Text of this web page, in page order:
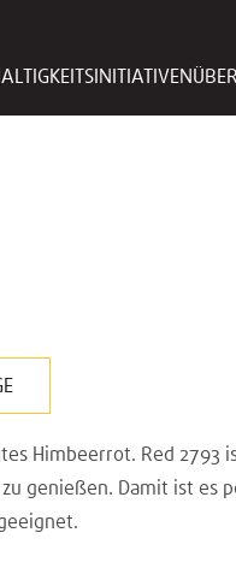
Himbeerrot. Red 2793
zu genießen. Damit ist es